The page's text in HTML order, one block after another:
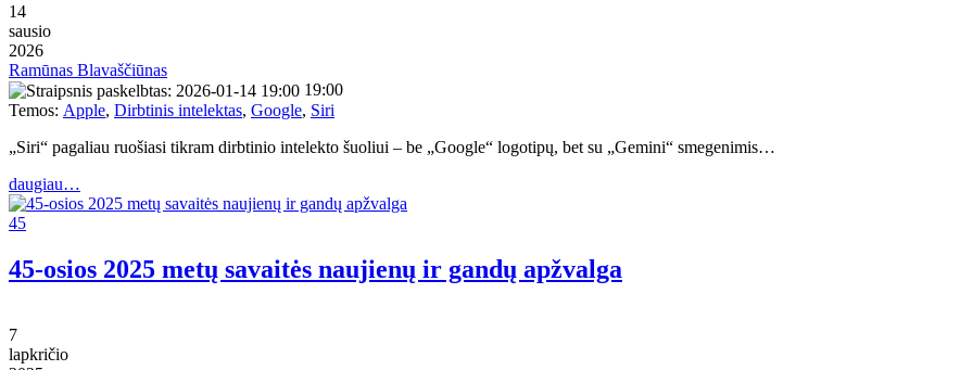
14
sausio
2026
Ramūnas Blavaščiūnas
19:00
Temos: Apple, Dirbtinis intelektas, Google, Siri
„Siri“ pagaliau ruošiasi tikram dirbtinio intelekto šuoliui – be „Google“ logotipų, bet su „Gemini“ smegenimis…
daugiau…
45
45-osios 2025 metų savaitės naujienų ir gandų apžvalga
7
lapkričio